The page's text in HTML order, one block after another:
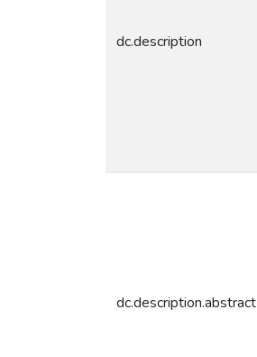
dc.description
dc.description.abstract